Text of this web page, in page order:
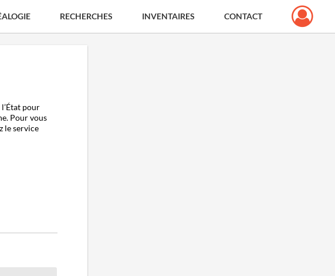
RECHERCHES INVENTAIRES CONTACT
pour
Pour vous
le service